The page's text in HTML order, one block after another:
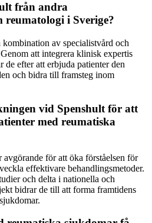
från andra
i Sverige?
av specialistvård och
att integrera klinisk expertis
de efter att erbjuda patienter den
och bidra till framsteg inom
vid Spenshult för att
med reumatiska
för att öka förståelsen för
effektivare behandlingsmetoder.
och delta i nationella och
bidrar de till att forma framtidens